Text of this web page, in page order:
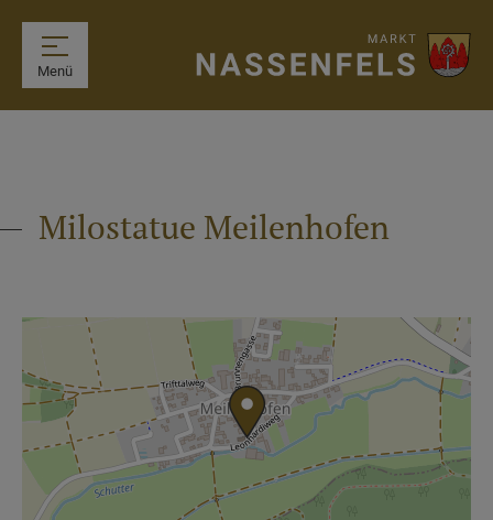
Menü
Milostatue Meilenhofen